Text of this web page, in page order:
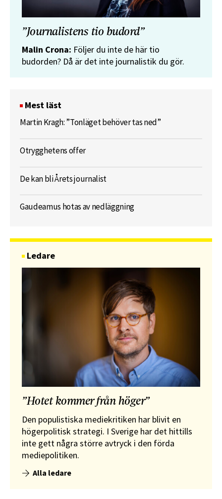
”Journalistens tio budord”
Malin Crona: Följer du inte de här tio
budorden? Då är det inte journalistik du gör.
Mest läst
Martin Kragh: ”Tonläget behöver tas ned”
Otrygghetens offer
De kan bli Årets journalist
Gaudeamus hotas av nedläggning
Ledare
”Hotet kommer från höger”
Den populistiska mediekritiken har blivit en
högerpolitisk strategi. I Sverige har det hittills
inte gett några större avtryck i den förda
mediepolitiken.
Alla ledare